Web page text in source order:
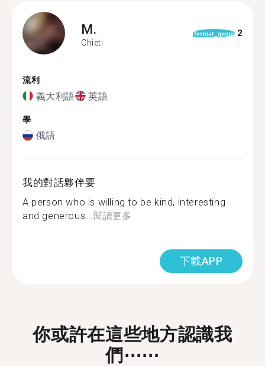
M.
Chieti
format_quote 2
流利
義大利語 英語
學
俄語
我的對話夥伴要
A person who is willing to be kind, interesting
and generous...閱讀更多
下載APP
你或許在這些地方認識我
們⋯⋯